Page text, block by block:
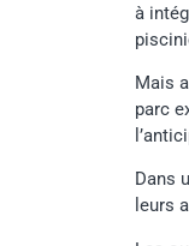
à
Mais
parc
Dans
leurs